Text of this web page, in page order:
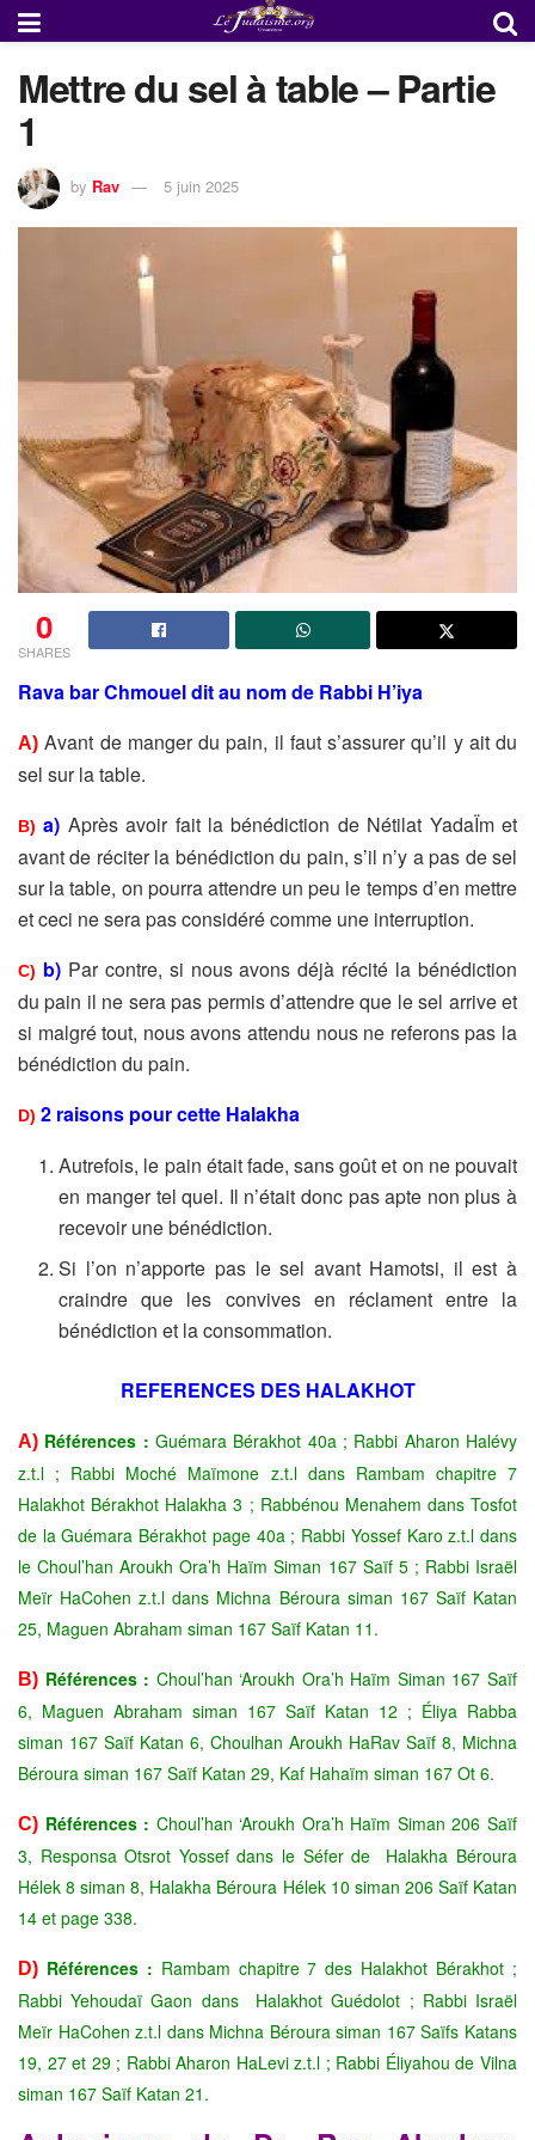
Mettre du sel à table – Partie
1
by Rav 5 juin 2025
0
SHARES
Rava bar Chmouel dit au nom de Rabbi H’iya
A) Avant de manger du pain, il faut s’assurer qu’il y ait du
sel sur la table.
B)a) Après avoir fait la bénédiction de Nétilat YadaÏm et
avant de réciter la bénédiction du pain, s’il n’y a pas de sel
sur la table, on pourra attendre un peu le temps d’en mettre
et ceci ne sera pas considéré comme une interruption.
C) b)Par contre, si nous avons déjà récité la bénédiction
du pain il ne sera pas permis d’attendre que le sel arrive et
si malgré tout, nous avons attendu nous ne referons pas la
bénédiction du pain.
D) 2 raisons pour cette Halakha
Autrefois, le pain était fade, sans goût et on ne pouvait
en manger tel quel. Il n’était donc pas apte non plus à
recevoir une bénédiction.
Si l’on n’apporte pas le sel avant Hamotsi, il est à
craindre que les convives en réclament entre la
bénédiction et la consommation.
REFERENCES DES HALAKHOT
A) Références : Guémara Bérakhot 40a ; Rabbi Aharon Halévy
z.t.l ; Rabbi Moché Maïmone z.t.l dans Rambam chapitre 7
Halakhot Bérakhot Halakha 3 ; Rabbénou Menahem dans Tosfot
de la Guémara Bérakhot page 40a ; Rabbi Yossef Karo z.t.l dans
le Choul’han Aroukh Ora’h Haïm Siman 167 Saïf 5 ; Rabbi Israël
Meïr HaCohen z.t.l dans Michna Béroura siman 167 Saïf Katan
25, Maguen Abraham siman 167 Saïf Katan 11.
B) Références : Choul’han ‘Aroukh Ora’h Haïm Siman 167 Saïf
6, Maguen Abraham siman 167 Saïf Katan 12 ; Éliya Rabba
siman 167 Saïf Katan 6, Choulhan Aroukh HaRav Saïf 8, Michna
Béroura siman 167 Saïf Katan 29, Kaf Hahaïm siman 167 Ot 6.
C) Références : Choul’han ‘Aroukh Ora’h Haïm Siman 206 Saïf
3, Responsa Otsrot Yossef dans le Séfer de Halakha Béroura
Hélek 8 siman 8, Halakha Béroura Hélek 10 siman 206 Saïf Katan
14 et page 338.
D) Références : Rambam chapitre 7 des Halakhot Bérakhot ;
Rabbi Yehoudaï Gaon dans Halakhot Guédolot ; Rabbi Israël
Meïr HaCohen z.t.l dans Michna Béroura siman 167 Saïfs Katans
19, 27 et 29 ; Rabbi Aharon HaLevi z.t.l ; Rabbi Éliyahou de Vilna
siman 167 Saïf Katan 21.